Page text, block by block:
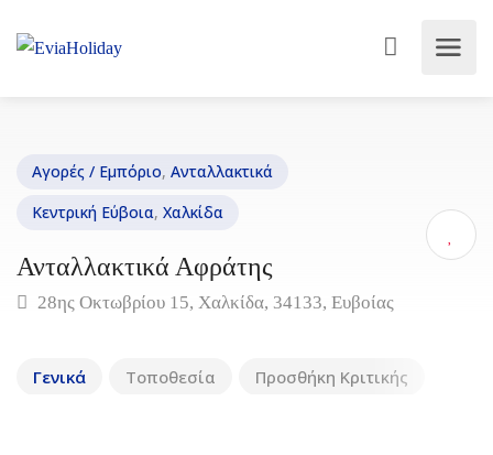
Αγορές / Εμπόριο, Ανταλλακτικά
Κεντρική Εύβοια, Χαλκίδα
Ανταλλακτικά Αφράτης
28ης Οκτωβρίου 15, Χαλκίδα, 34133, Ευβοίας
Γενικά Τοποθεσία Προσθήκη Κριτικής